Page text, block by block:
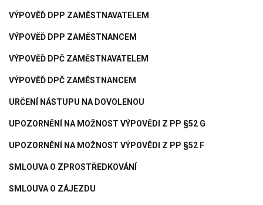
VÝPOVĚĎ DPP ZAMĚSTNAVATELEM
VÝPOVĚĎ DPP ZAMĚSTNANCEM
VÝPOVĚĎ DPČ ZAMĚSTNAVATELEM
VÝPOVĚĎ DPČ ZAMĚSTNANCEM
URČENÍ NÁSTUPU NA DOVOLENOU
UPOZORNĚNÍ NA MOŽNOST VÝPOVĚDI Z PP §52 G
UPOZORNĚNÍ NA MOŽNOST VÝPOVĚDI Z PP §52 F
SMLOUVA O ZPROSTŘEDKOVÁNÍ
SMLOUVA O ZÁJEZDU